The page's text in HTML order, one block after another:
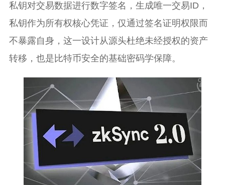
私钥对交易数据进行数字签名，生成唯一交易ID，
私钥作为所有权核心凭证，仅通过签名证明权限而
不暴露自身，这一设计从源头杜绝未经授权的资产
转移，也是比特币安全的基础密码学保障。